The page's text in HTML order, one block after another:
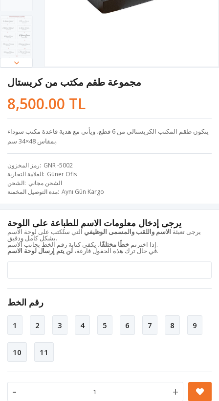
مجموعة طقم مكتب من كريستال
8,500.00 TL
يتكون طقم المكتب الكريستالي من 6 قطع، ويأتي مع هدية قاعدة مكتب سوداء
بمقاس 48×34 سم.
رمز المخزون GNR -5002
العلامة التجارية Güner Ofis
الشحن الشحن مجاني
مدة التوصيل المخمنة Aynı Gün Kargo
يرجى إدخال معلومات الاسم للطباعة على اللوحة
يرجى تعبئة الاسم واللقب والمسمى الوظيفي التي ستُكتب على لوحة الاسم
بشكل كامل ودقيق.
إذا اخترتم خطًا مختلفًا ، يكفي كتابة رقم الخط بجانب الاسم.
في حال ترك هذه الحقول فارغة،لن يتم إرسال لوحة الاسم .
رقم الخط
1 2 3 4 5 6 7 8 9
10 11
- +